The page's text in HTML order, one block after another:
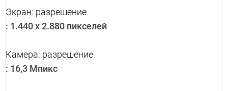
Экран: разрешение
: 1.440 x 2.880 пикселей
Камера: разрешение
: 16,3 Мпикс